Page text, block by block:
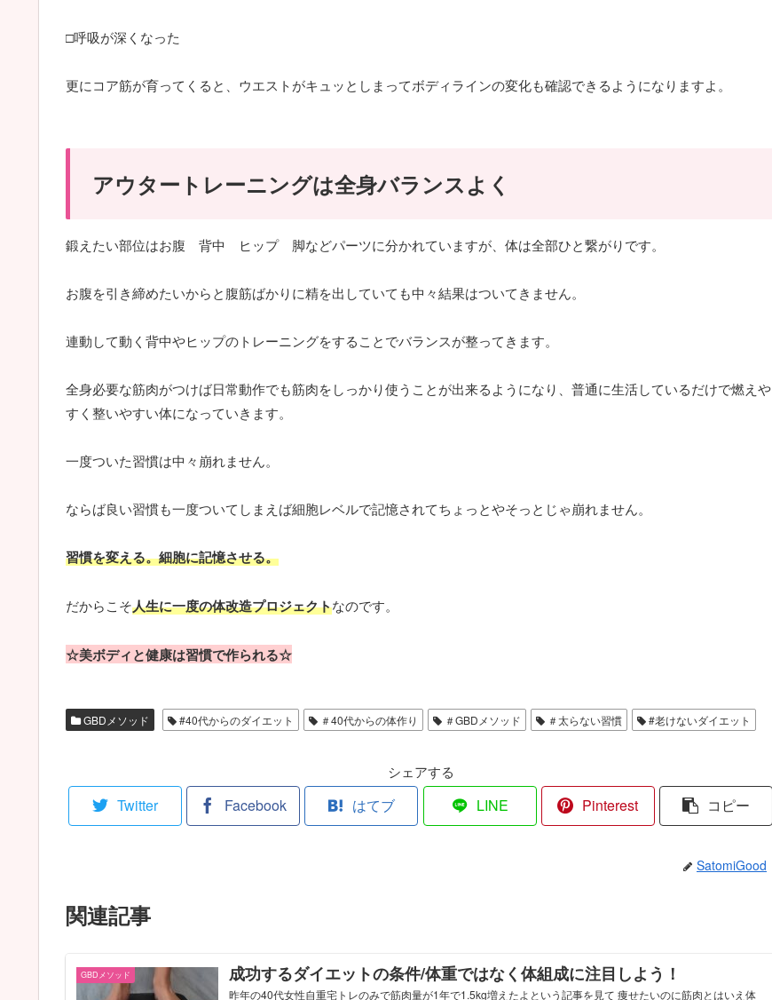
□呼吸が深くなった
更にコア筋が育ってくると、ウエストがキュッとしまってボディラインの変化も確認できるようになりますよ。
アウタートレーニングは全身バランスよく
鍛えたい部位はお腹 背中 ヒップ 脚などパーツに分かれていますが、体は全部ひと繋がりです。
お腹を引き締めたいからと腹筋ばかりに精を出していても中々結果はついてきません。
連動して動く背中やヒップのトレーニングをすることでバランスが整ってきます。
全身必要な筋肉がつけば日常動作でも筋肉をしっかり使うことが出来るようになり、普通に生活しているだけで燃えや
すく整いやすい体になっていきます。
一度ついた習慣は中々崩れません。
ならば良い習慣も一度ついてしまえば細胞レベルで記憶されてちょっとやそっとじゃ崩れません。
習慣を変える。細胞に記憶させる。
だからこそ人生に一度の体改造プロジェクトなのです。
☆美ボディと健康は習慣で作られる☆
GBDメソッド #40代からのダイエット ＃40代からの体作り ＃GBDメソッド ＃太らない習慣 #老けないダイエット
シェアする
Twitter Facebook はてブ LINE Pinterest コピー
SatomiGood
関連記事
GBDメソッド 成功するダイエットの条件/体重ではなく体組成に注目しよう！
昨年の40代女性自重宅トレのみで筋肉量が1年で1.5kg増えたよという記事を見て 痩せたいのに筋肉とはいえ体